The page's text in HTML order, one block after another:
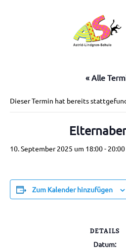
« Alle
Dieser Termin hat bereits
10. September 2025 um 18:00- 20:00
Zum Kalender hinzufügen
DETAILS
Datum: